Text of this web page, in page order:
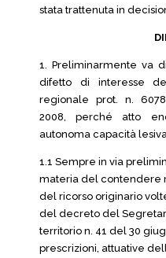
stata trattenuta in
1. Preliminarmente va
difetto di interesse
regionale prot. n.
2008, perché atto
autonoma capacità
1.1 Sempre in via
materia del contendere
del ricorso originario
del decreto del
territorio n. 41 del 30
prescrizioni, attuative